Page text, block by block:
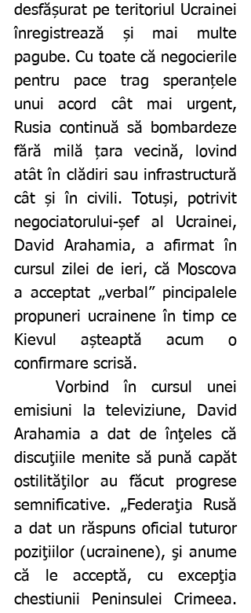
desfășurat pe teritoriul Ucrainei
înregistrează și mai multe
pagube. Cu toate că negocierile
pentru pace trag speranțele
unui acord cât mai urgent,
Rusia continuă să bombardeze
fără milă țara vecină, lovind
atât în clădiri sau infrastructură
cât și în civili. Totuși, potrivit
negociatorului-șef al Ucrainei,
David Arahamia, a afirmat în
cursul zilei de ieri, că Moscova
a acceptat „verbal” pincipalele
propuneri ucrainene în timp ce
Kievul așteaptă acum o
confirmare scrisă.
emisiuni la televiziune, David
Arahamia a dat de înţeles că
discuţiile menite să pună capăt
ostilităţilor au făcut progrese
semnificative. „Federaţia Rusă
a dat un răspuns oficial tuturor
poziţiilor (ucrainene), şi anume
că le acceptă, cu excepţia
chestiunii Peninsulei Crimeea.